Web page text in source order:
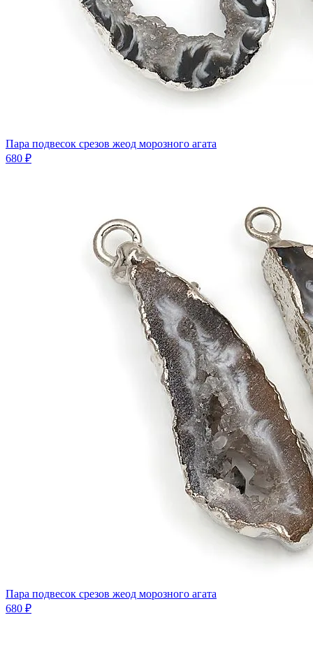
Пара подвесок срезов жеод морозного агата
680 ₽
Пара подвесок срезов жеод морозного агата
680 ₽